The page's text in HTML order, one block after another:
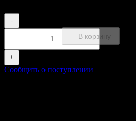
-
+
В корзину
Сообщить о поступлении